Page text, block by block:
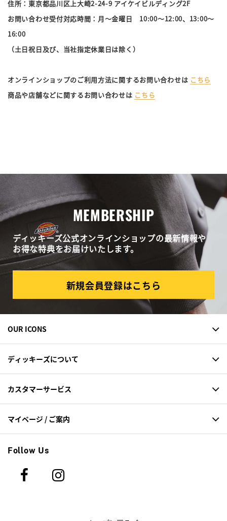
住所：東京都品川区上大崎2-24-9 アイケイビルディング2F
お問い合わせ受付対応時間：月～金曜日 10:00～12:00、13:00～
16:00
（土日祝日及び、当社指定休業日は除く）
オンラインショップのご利用方法に関するお問い合わせは こちら
商品や店舗などに関するお問い合わせは こちら
MEMBERSHIP
ディッキーズ公式オンラインショップの最新情報や
お得な特典をお届けいたします。
新規会員登録はこちら
OUR ICONS
ディッキーズについて
カスタマーサービス
マイページ / ご案内
Follow Us